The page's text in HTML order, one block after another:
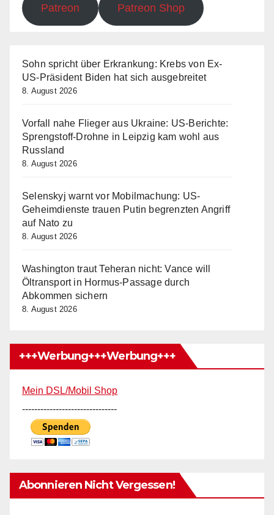
Patreon Patreon Shop
Sohn spricht über Erkrankung: Krebs von Ex-
US-Präsident Biden hat sich ausgebreitet
8. August 2026
Vorfall nahe Flieger aus Ukraine: US-Berichte:
Sprengstoff-Drohne in Leipzig kam wohl aus
Russland
8. August 2026
Selenskyj warnt vor Mobilmachung: US-
Geheimdienste trauen Putin begrenzten Angriff
auf Nato zu
8. August 2026
Washington traut Teheran nicht: Vance will
Öltransport in Hormus-Passage durch
Abkommen sichern
8. August 2026
+++Werbung+++Werbung+++
Mein DSL/Mobil Shop
-------------------------------
Abonnieren Nicht Vergessen!